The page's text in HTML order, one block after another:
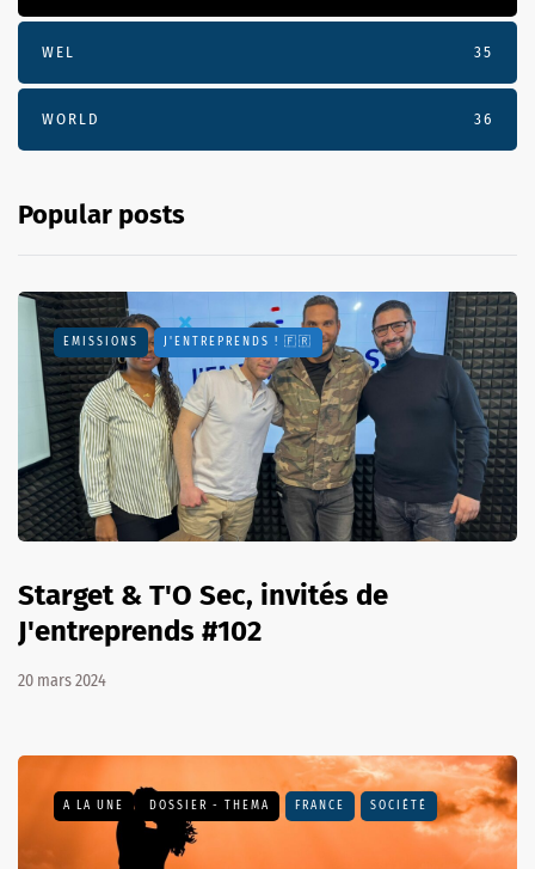
WEL 35
WORLD 36
Popular posts
EMISSIONS J'ENTREPRENDS ! 🇫🇷
Starget & T'O Sec, invités de
J'entreprends #102
20 mars 2024
A LA UNE DOSSIER - THEMA FRANCE SOCIÉTÉ